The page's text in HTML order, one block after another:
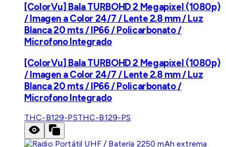
[ColorVu] Bala TURBOHD 2 Megapixel (1080p)
/ Imagen a Color 24/7 / Lente 2.8 mm / Luz
Blanca 20 mts / IP66 / Policarbonato /
Microfono Integrado
[ColorVu] Bala TURBOHD 2 Megapixel (1080p)
/ Imagen a Color 24/7 / Lente 2.8 mm / Luz
Blanca 20 mts / IP66 / Policarbonato /
Microfono Integrado
THC-B129-PSTHC-B129-PS